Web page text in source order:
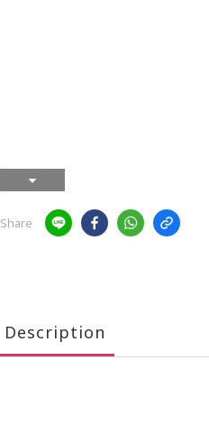
Share
Description